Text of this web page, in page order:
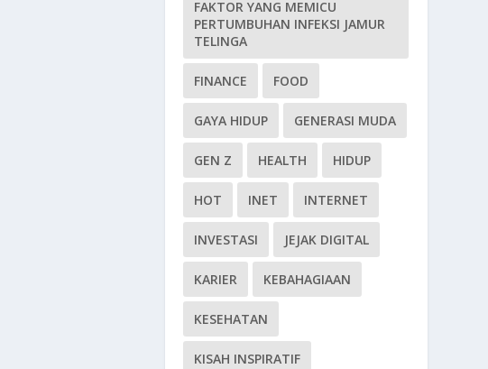
FAKTOR YANG MEMICU
PERTUMBUHAN INFEKSI JAMUR
TELINGA
FINANCE FOOD
GAYA HIDUP GENERASI MUDA
GEN Z HEALTH HIDUP
HOT INET INTERNET
INVESTASI JEJAK DIGITAL
KARIER KEBAHAGIAAN
KESEHATAN
KISAH INSPIRATIF